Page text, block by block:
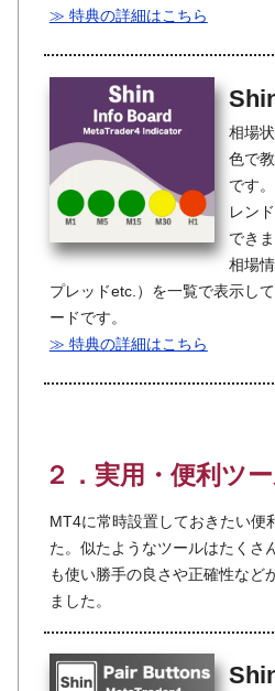
≫ 特典の詳細はこちら
相場
色で
です
レン
でき
相場
プレッドetc.）を一覧で表示し
ードです。
≫ 特典の詳細はこちら
２．実用・便利ツー
MT4に常時設置しておきたい便
た。似たようなツールはたくさ
も使い勝手の良さや正確性など
ました。